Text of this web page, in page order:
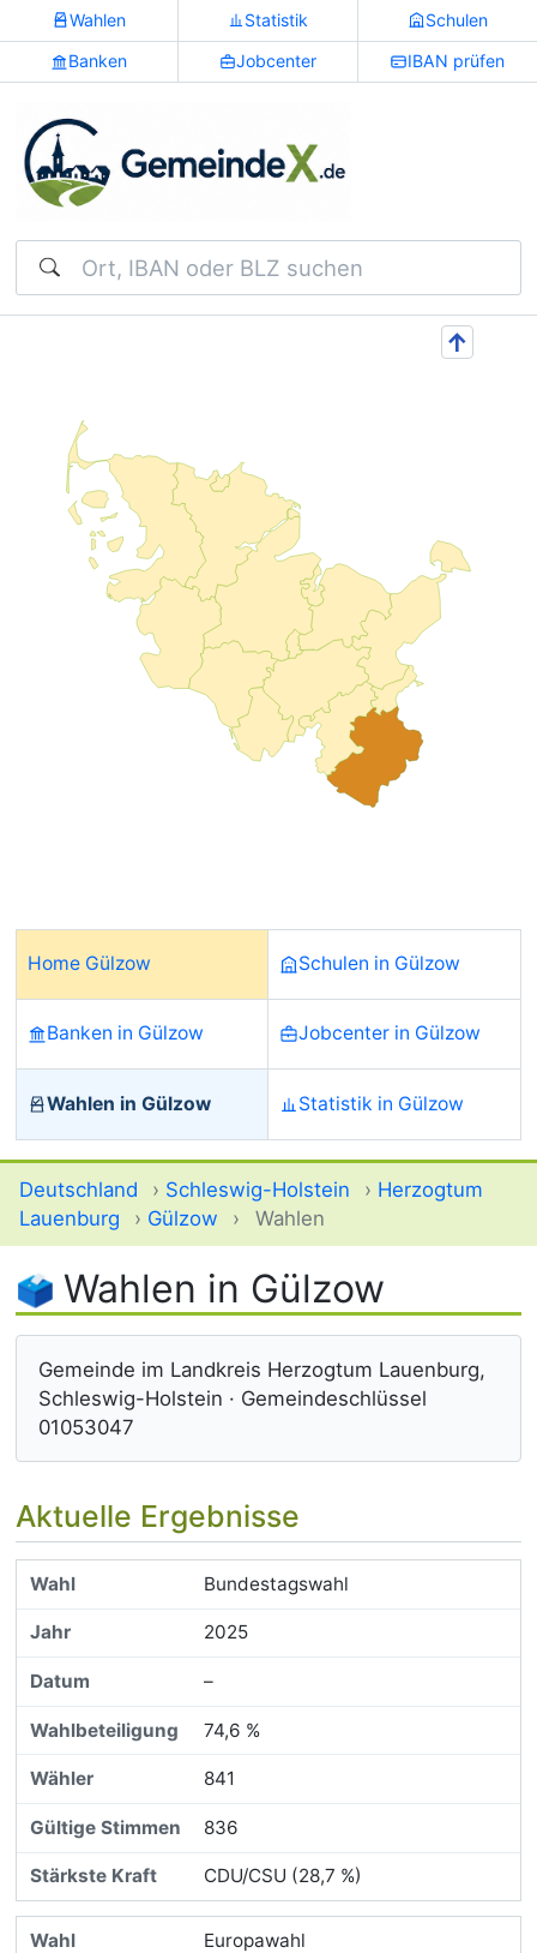
Wahlen Statistik Schulen
Banken Jobcenter IBAN prüfen
Suchen
↑
Home Gülzow Schulen in Gülzow
Banken in Gülzow Jobcenter in Gülzow
Wahlen in Gülzow Statistik in Gülzow
Deutschland › Schleswig-Holstein › Herzogtum
Lauenburg
› Gülzow › Wahlen
Wahlen in Gülzow
Gemeinde im Landkreis Herzogtum Lauenburg,
Schleswig-Holstein · Gemeindeschlüssel
01053047
Aktuelle Ergebnisse
Bundestagswahl
2025
–
74,6 %
841
836
CDU/CSU (28,7 %)
Europawahl